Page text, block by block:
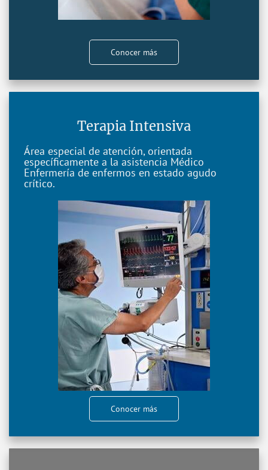
Conocer más
Terapia Intensiva
Área especial de atención, orientada
específicamente a la asistencia Médico
Enfermería de enfermos en estado agudo
crítico.
Conocer más